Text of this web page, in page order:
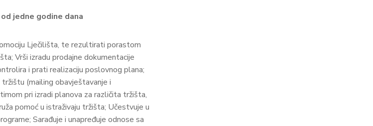
jedne godine dana
Lječilišta, te rezultirati porastom
Vrši izradu prodajne dokumentacije
i prati realizaciju poslovnog plana;
(mailing obavještavanje i
pri izradi planova za različita tržišta,
pomoć u istraživaju tržišta; Učestvuje u
Sarađuje i unapređuje odnose sa